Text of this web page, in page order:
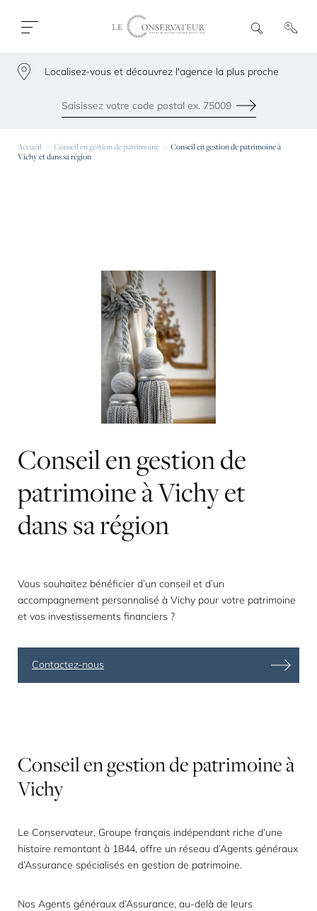
Ouvrir
menu
R
e
h
e
Localisez-vous et découvrez l'agence la plus proche
Envoyer
79300
Accueil Conseil en gestion de patrimoine
Conseil en gestion de patrimoine à
Vichy et dans sa région
Conseilengestionde
patrimoineàVichyet
danssarégion
Vous souhaitez bénéficier d’un conseil et d’un
accompagnement personnalisé à Vichy pour votre patrimoine
et vos investissements financiers ?
Contactez-nous
Conseilengestiondepatrimoineà
Vichy
Le Conservateur, Groupe français indépendant riche d’une
histoire remontant à 1844, offre un réseau d’Agents généraux
d’Assurance spécialisés en gestion de patrimoine.
Nos Agents généraux d’Assurance, au-delà de leurs